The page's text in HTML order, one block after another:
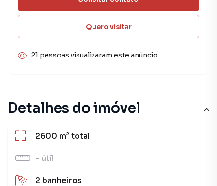
Detalhes do imóvel
2600 m²total
- útil
2 banheiros
Quero visitar
21 pessoas visualizaram este anúncio